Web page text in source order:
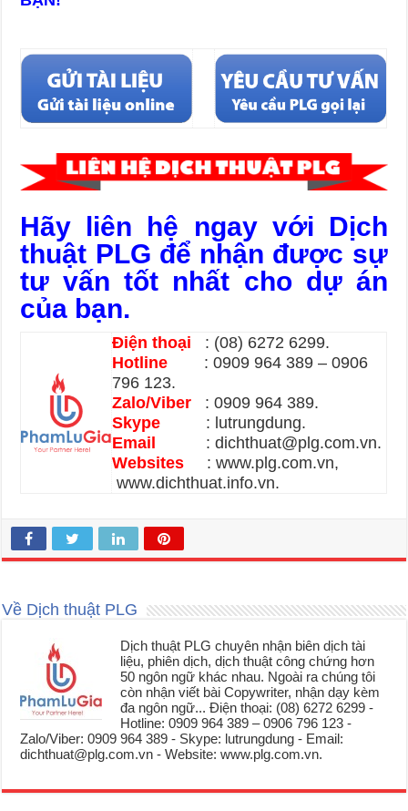
Phiên dịch về phương tiện truyền thông.
Hãy liên hệ ngay với Dịch
thuật PLG để nhận được sự
tư vấn tốt nhất cho dự án
của bạn.
Điện thoại : (08) 6272 6299.
Hotline
: 0909 964 389 – 0906
796 123.
Zalo/Viber : 0909 964 389.
Skype : lutrungdung.
Email
: dichthuat@plg.com.vn.
Websites : www.plg.com.vn,
www.dichthuat.info.vn.
Về Dịch thuật PLG
Dịch thuật PLG chuyên nhận biên dịch tài
liệu, phiên dịch, dịch thuật công chứng hơn
50 ngôn ngữ khác nhau. Ngoài ra chúng tôi
còn nhận viết bài Copywriter, nhận dạy kèm
đa ngôn ngữ... Điện thoại: (08) 6272 6299 -
Hotline: 0909 964 389 – 0906 796 123 -
Zalo/Viber: 0909 964 389 - Skype: lutrungdung - Email:
dichthuat@plg.com.vn - Website: www.plg.com.vn.